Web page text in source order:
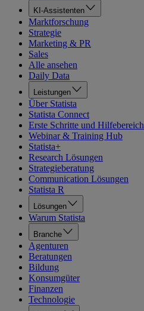
KI-Assistenten
Marktforschung
Strategie
Marketing & PR
Sales
Alle ansehen
Daily Data
Leistungen
Über Statista
Statista Connect
Erste Schritte und Hilfebereich
Webinar & Training Hub
Statista+
Research Lösungen
Strategieberatung
Communication Lösungen
Statista R
Lösungen
Warum Statista
Branche
Agenturen
Beratungen
Bildung
Konsumgüter
Finanzen
Technologie